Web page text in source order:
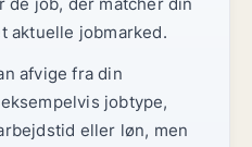
aktuelle jobmarked.
afvige fra din
jobtype,
eller løn, men